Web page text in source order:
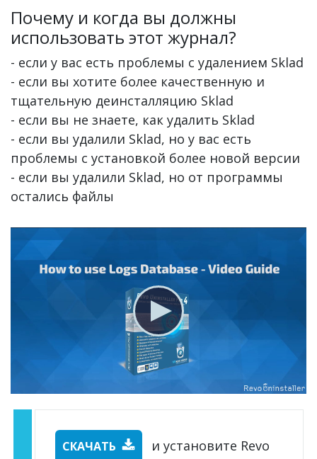
Почему и когда вы должны
использовать этот журнал?
- если у вас есть проблемы с удалением Sklad
- если вы хотите более качественную и
тщательную деинсталляцию Sklad
- если вы не знаете, как удалить Sklad
- если вы удалили Sklad, но у вас есть
проблемы с установкой более новой версии
- если вы удалили Sklad, но от программы
остались файлы
СКАЧАТЬ
и установите Revo